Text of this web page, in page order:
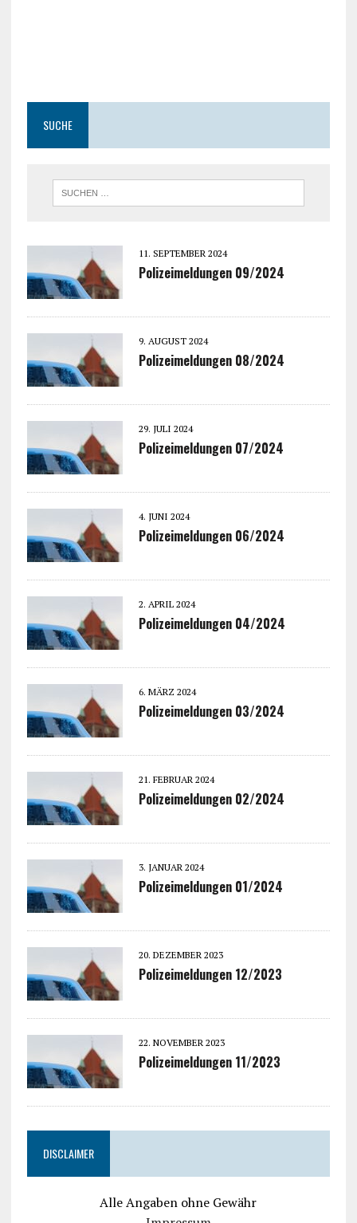
SUCHE
11. SEPTEMBER 2024
Polizeimeldungen 09/2024
9. AUGUST 2024
Polizeimeldungen 08/2024
29. JULI 2024
Polizeimeldungen 07/2024
4. JUNI 2024
Polizeimeldungen 06/2024
2. APRIL 2024
Polizeimeldungen 04/2024
6. MÄRZ 2024
Polizeimeldungen 03/2024
21. FEBRUAR 2024
Polizeimeldungen 02/2024
3. JANUAR 2024
Polizeimeldungen 01/2024
20. DEZEMBER 2023
Polizeimeldungen 12/2023
22. NOVEMBER 2023
Polizeimeldungen 11/2023
DISCLAIMER
Alle Angaben ohne Gewähr